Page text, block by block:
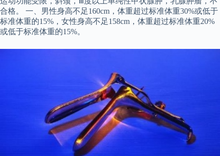
合格。 一、男性身高不足160cm，体重超过标准体重30%或低于
标准体重的15%，女性身高不足158cm，体重超过标准体重20%
或低于标准体重的15%。